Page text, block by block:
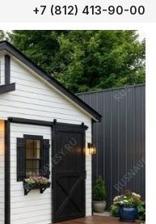
+7 (812) 413-90-00